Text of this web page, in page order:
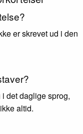
er skrevet ud i den
det daglige sprog,
altid.